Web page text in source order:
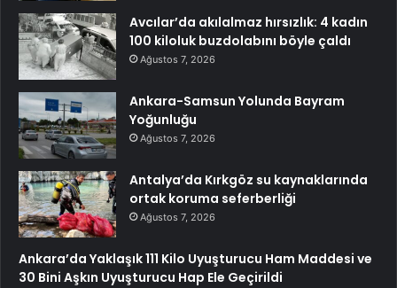
Avcılar’da akılalmaz hırsızlık: 4 kadın
100 kiloluk buzdolabını böyle çaldı
Ağustos 7, 2026
Ankara-Samsun Yolunda Bayram
Yoğunluğu
Ağustos 7, 2026
Antalya’da Kırkgöz su kaynaklarında
ortak koruma seferberliği
Ağustos 7, 2026
Ankara’da Yaklaşık 111 Kilo Uyuşturucu Ham Maddesi ve
30 Bini Aşkın Uyuşturucu Hap Ele Geçirildi